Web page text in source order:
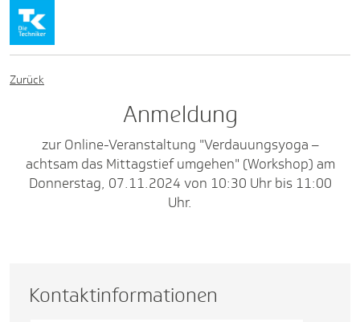
Zurück
Anmeldung
zur Online-Veranstaltung "Verdauungsyoga –
achtsam das Mittagstief umgehen" (Workshop) am
Donnerstag, 07.11.2024 von 10:30 Uhr bis 11:00
Uhr.
Kontaktinformationen